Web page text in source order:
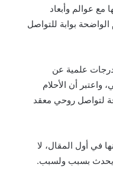
مع عوالم وأبعاد
الواضحة بوابة للتواصل
علمية عن
واعتبر أن الأحلام
لتواصل روحي معقد
في أول المقال، لا
يحدث بسبب ولسبب.